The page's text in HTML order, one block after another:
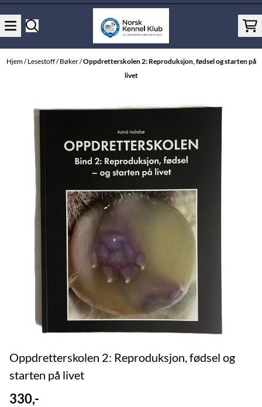
Hjem/Lesestoff/Bøker/Oppdretterskolen 2: Reproduksjon, fødsel og starten på
livet
Oppdretterskolen 2: Reproduksjon, fødsel og
starten på livet
330,-